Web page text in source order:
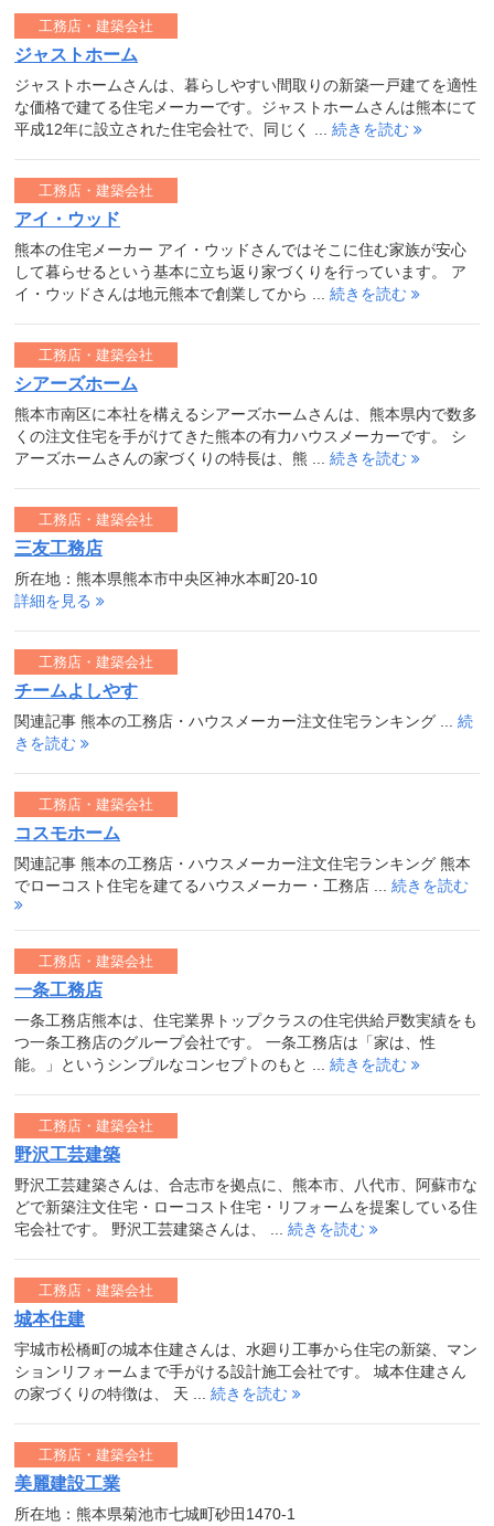
ジャストホーム
ジャストホームさんは、暮らしやすい間取りの新築一戸建てを適性
な価格で建てる住宅メーカーです。ジャストホームさんは熊本にて
平成12年に設立された住宅会社で、同じく ... 続きを読む
工務店・建築会社
アイ・ウッド
熊本の住宅メーカー アイ・ウッドさんではそこに住む家族が安心
して暮らせるという基本に立ち返り家づくりを行っています。 ア
イ・ウッドさんは地元熊本で創業してから ... 続きを読む
工務店・建築会社
シアーズホーム
熊本市南区に本社を構えるシアーズホームさんは、熊本県内で数多
くの注文住宅を手がけてきた熊本の有力ハウスメーカーです。 シ
アーズホームさんの家づくりの特長は、熊 ... 続きを読む
工務店・建築会社
三友工務店
所在地：熊本県熊本市中央区神水本町20-10
詳細を見る
工務店・建築会社
チームよしやす
関連記事 熊本の工務店・ハウスメーカー注文住宅ランキング ... 続
きを読む
工務店・建築会社
コスモホーム
関連記事 熊本の工務店・ハウスメーカー注文住宅ランキング 熊本
でローコスト住宅を建てるハウスメーカー・工務店 ... 続きを読む
工務店・建築会社
一条工務店
一条工務店熊本は、住宅業界トップクラスの住宅供給戸数実績をも
つ一条工務店のグループ会社です。 一条工務店は「家は、性
能。」というシンプルなコンセプトのもと ... 続きを読む
工務店・建築会社
野沢工芸建築
野沢工芸建築さんは、合志市を拠点に、熊本市、八代市、阿蘇市な
どで新築注文住宅・ローコスト住宅・リフォームを提案している住
宅会社です。 野沢工芸建築さんは、 ... 続きを読む
工務店・建築会社
城本住建
宇城市松橋町の城本住建さんは、水廻り工事から住宅の新築、マン
ションリフォームまで手がける設計施工会社です。 城本住建さん
の家づくりの特徴は、 天 ... 続きを読む
工務店・建築会社
美麗建設工業
所在地：熊本県菊池市七城町砂田1470-1
工務店・建築会社